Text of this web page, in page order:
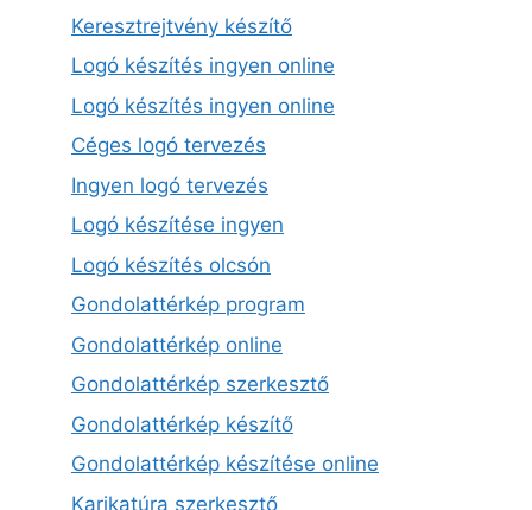
Keresztrejtvény készítő
Logó készítés ingyen online
Logó készítés ingyen online
Céges logó tervezés
Ingyen logó tervezés
Logó készítése ingyen
Logó készítés olcsón
Gondolattérkép program
Gondolattérkép online
Gondolattérkép szerkesztő
Gondolattérkép készítő
Gondolattérkép készítése online
Karikatúra szerkesztő